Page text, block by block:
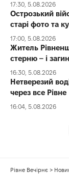
17:30, 5.08.2026
Острозький
старі фото та
17:00, 5.08.2026
Житель
стерню – і
16:30, 5.08.2026
Нетверезий
через все Рівне
16:04, 5.08.2026
Рівне Вечірнє >